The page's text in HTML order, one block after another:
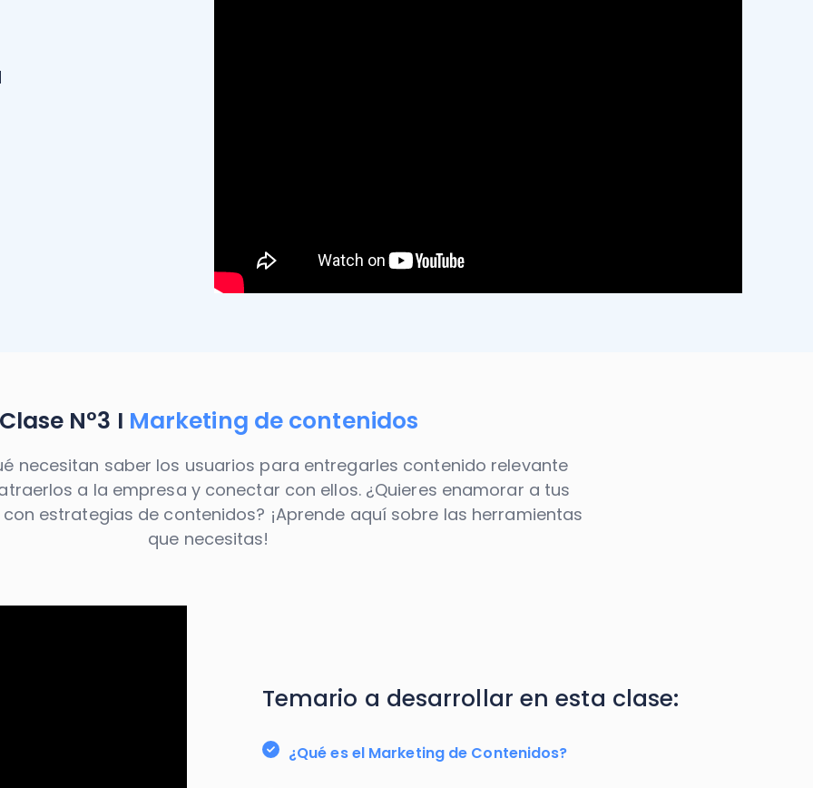
N°3 I Marketing de contenidos
necesitan saber los usuarios para entregarles contenido relevante
a la empresa y conectar con ellos. ¿Quieres enamorar a tus
estrategias de contenidos? ¡Aprende aquí sobre las herramientas
que necesitas!
Temario a desarrollar en esta clase:
¿Qué es el Marketing de Contenidos?